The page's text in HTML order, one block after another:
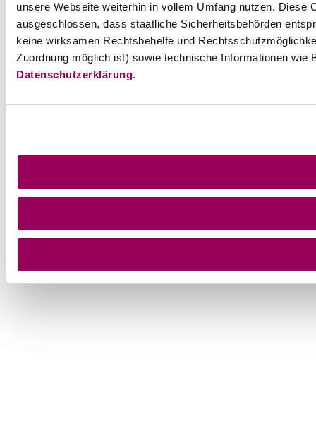
unsere Webseite weiterhin in vollem Umfang nutzen.
ausgeschlossen, dass staatliche Sicherheitsbehörden
keine wirksamen Rechtsbehelfe und
Zuordnung möglich ist) sowie technische Informationen
Datenschutzerklärung.